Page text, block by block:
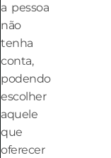
a pessoa
não
tenha
conta,
podendo
escolher
aquele
que
oferecer